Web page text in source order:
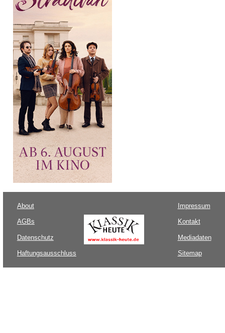
About
AGBs
Datenschutz
Haftungsausschluss
Impressum
Kontakt
Mediadaten
Sitemap